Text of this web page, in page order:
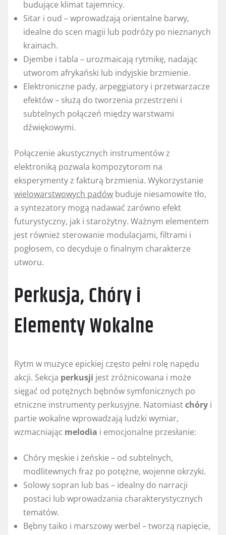
budujące klimat tajemnicy.
Sitar i oud – wprowadzają orientalne barwy,
idealne do scen magii lub podróży po nieznanych
krainach.
Djembe i tabla – urozmaicają rytmikę, nadając
utworom afrykański lub indyjskie brzmienie.
Elektroniczne pady, arpeggiatory i przetwarzacze
efektów – służą do tworzenia przestrzeni i
subtelnych połączeń między warstwami
dźwiękowymi.
Połączenie akustycznych instrumentów z
elektroniką pozwala kompozytorom na
eksperymenty z fakturą brzmienia. Wykorzystanie
wielowarstwowych padów buduje niesamowite tło,
a syntezatory mogą nadawać zarówno efekt
futurystyczny, jak i starożytny. Ważnym elementem
jest również sterowanie modulacjami, filtrami i
pogłosem, co decyduje o finalnym charakterze
utworu.
Perkusja, Chóry i
Elementy Wokalne
Rytm w muzyce epickiej często pełni rolę napędu
akcji. Sekcja perkusji jest zróżnicowana i może
sięgać od potężnych bębnów symfonicznych po
etniczne instrumenty perkusyjne. Natomiastchóry i
partie wokalne wprowadzają ludzki wymiar,
wzmacniając melodia i emocjonalne przesłanie:
Chóry męskie i żeńskie – od subtelnych,
modlitewnych fraz po potężne, wojenne okrzyki.
Solowy sopran lub bas – idealny do narracji
postaci lub wprowadzania charakterystycznych
tematów.
Bębny taiko i marszowy werbel – tworzą napięcie,